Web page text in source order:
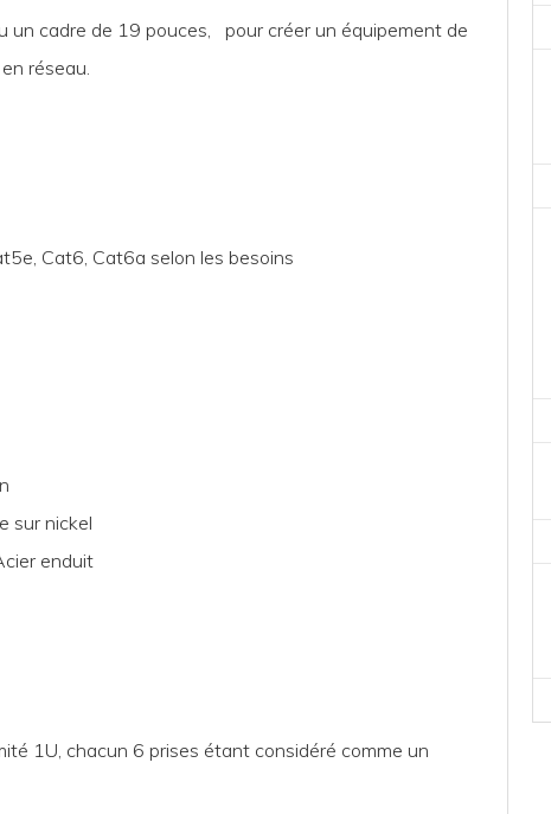
un cadre de 19 pouces, pour créer un équipement de
réseau.
Cat6, Cat6a selon les besoins
sur nickel
enduit
1U, chacun 6 prises étant considéré comme un